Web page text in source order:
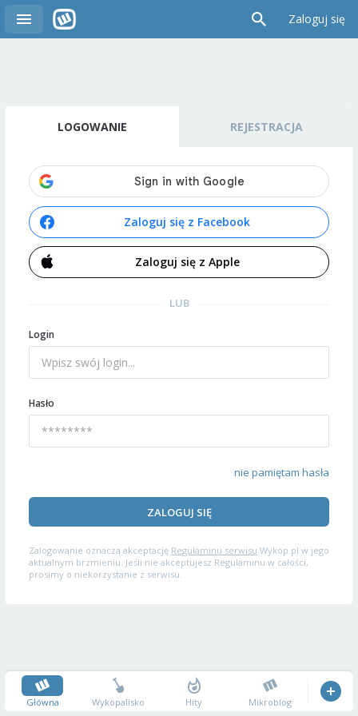
Zaloguj się
LOGOWANIE REJESTRACJA
Zaloguj się z Facebook
Zaloguj się z Apple
LUB
Login
Hasło
nie pamiętam hasła
ZALOGUJ SIĘ
Zalogowanie oznacza akceptację Regulaminu serwisu Wykop.pl w jego
aktualnym brzmieniu. Jeśli nie akceptujesz Regulaminu w całości,
prosimy o niekorzystanie z serwisu.
Główna Wykopalisko Hity Mikroblog